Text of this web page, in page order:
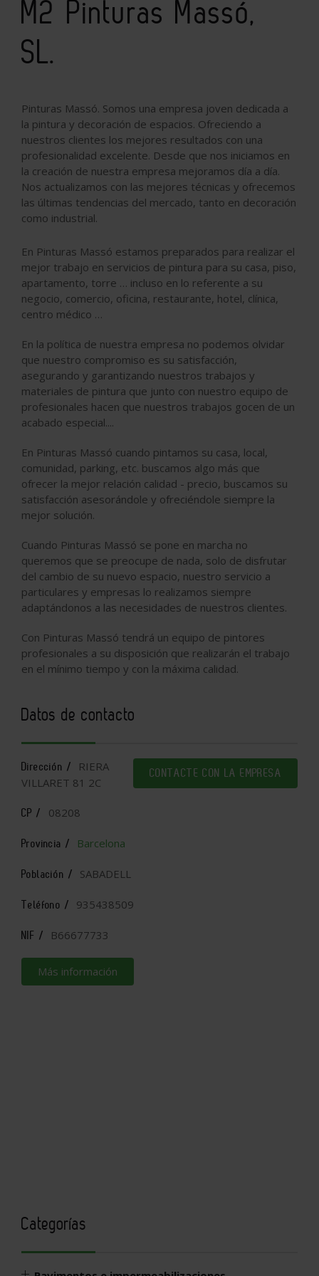
M2 Pinturas Massó,
SL.
Pinturas Massó. Somos una empresa joven dedicada a
la pintura y decoración de espacios. Ofreciendo a
nuestros clientes los mejores resultados con una
profesionalidad excelente. Desde que nos iniciamos en
la creación de nuestra empresa mejoramos día a día.
Nos actualizamos con las mejores técnicas y ofrecemos
las últimas tendencias del mercado, tanto en decoración
como industrial.
En Pinturas Massó estamos preparados para realizar el
mejor trabajo en servicios de pintura para su casa, piso,
apartamento, torre … incluso en lo referente a su
negocio, comercio, oficina, restaurante, hotel, clínica,
centro médico …
En la política de nuestra empresa no podemos olvidar
que nuestro compromiso es su satisfacción,
asegurando y garantizando nuestros trabajos y
materiales de pintura que junto con nuestro equipo de
profesionales hacen que nuestros trabajos gocen de un
acabado especial....
En Pinturas Massó cuando pintamos su casa, local,
comunidad, parking, etc. buscamos algo más que
ofrecer la mejor relación calidad - precio, buscamos su
satisfacción asesorándole y ofreciéndole siempre la
mejor solución.
Cuando Pinturas Massó se pone en marcha no
queremos que se preocupe de nada, solo de disfrutar
del cambio de su nuevo espacio, nuestro servicio a
particulares y empresas lo realizamos siempre
adaptándonos a las necesidades de nuestros clientes.
Con Pinturas Massó tendrá un equipo de pintores
profesionales a su disposición que realizarán el trabajo
en el mínimo tiempo y con la máxima calidad.
Datos de contacto
CONTACTE CON LA EMPRESA
Dirección /
RIERA
VILLARET 81 2C
CP / 08208
Provincia / Barcelona
Población / SABADELL
Teléfono / 935438509
NIF / B66677733
Más información
Categorías